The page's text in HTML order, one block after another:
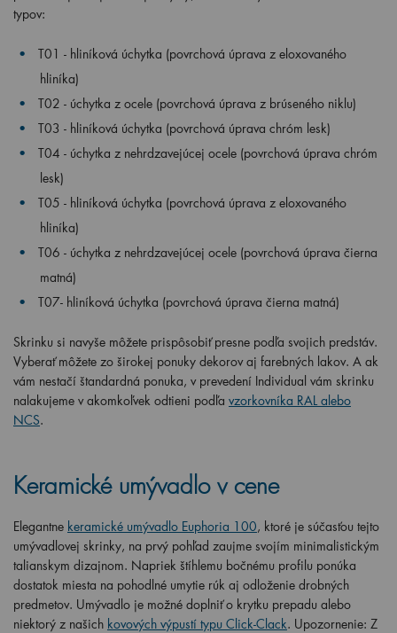
typov:
T01 - hliníková úchytka (povrchová úprava z eloxovaného
hliníka)
T02 - úchytka z ocele (povrchová úprava z brúseného niklu)
T03 - hliníková úchytka (povrchová úprava chróm lesk)
T04 - úchytka z nehrdzavejúcej ocele (povrchová úprava chróm
lesk)
T05 - hliníková úchytka (povrchová úprava z eloxovaného
hliníka)
T06 - úchytka z nehrdzavejúcej ocele (povrchová úprava čierna
matná)
T07- hliníková úchytka (povrchová úprava čierna matná)
Skrinku si navyše môžete prispôsobiť presne podľa svojich predstáv.
Vyberať môžete zo širokej ponuky dekorov aj farebných lakov. A ak
vám nestačí štandardná ponuka, v prevedení Individual vám skrinku
nalakujeme v akomkoľvek odtieni podľa vzorkovníka RAL alebo
NCS.
Keramické umývadlo v cene
Elegantne keramické umývadlo Euphoria 100, ktoré je súčasťou tejto
umývadlovej skrinky, na prvý pohľad zaujme svojím minimalistickým
talianskym dizajnom. Napriek štíhlemu bočnému profilu ponúka
dostatok miesta na pohodlné umytie rúk aj odloženie drobných
predmetov. Umývadlo je možné doplniť o krytku prepadu alebo
niektorý z našich kovových výpustí typu Click-Clack. Upozornenie: Z